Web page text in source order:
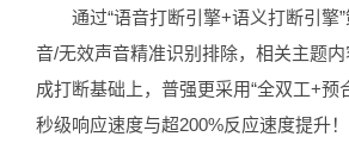
通过“语音打断引擎+语义打断引擎
音/无效声音精准识别排除，相关主题
成打断基础上，普强更采用“全双工+预
秒级响应速度与超200%反应速度提升！